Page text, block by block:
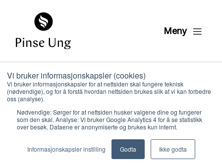
Vi bruker informasjonskapsler (cookies)
Vi bruker informasjonskapsler for at nettsiden skal fungere teknisk
(nødvendige), og for å forstå hvordan nettsiden brukes slik at vi kan forbedre
oss (analyse).
Nødvendige: Sørger for at nettsiden husker valgene dine og fungerer
som den skal. Analyse: Vi bruker Google Analytics 4 for å se statistikk
over besøk. Dataene er anonymiserte og brukes kun internt.
Informasjonskapsler instilling Godta Ikke godta
Meny
HK4 DVD dukketeater
leksjon 3
PER KRISTIAN LØVE